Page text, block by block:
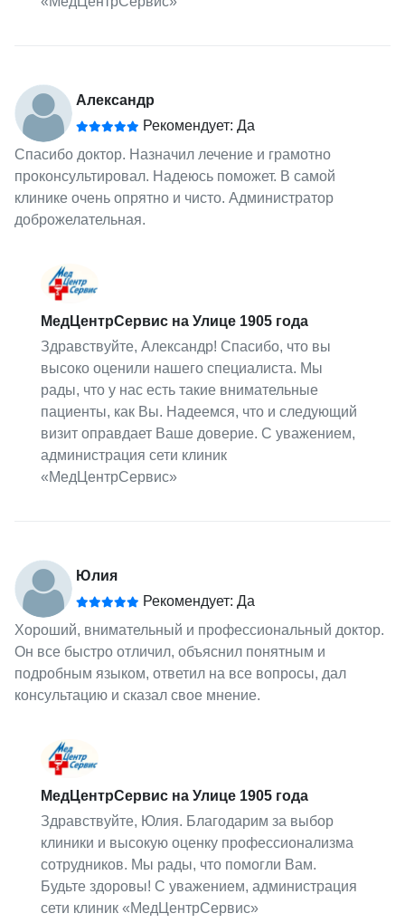
Александр
Рекомендует: Да
Спасибо доктор. Назначил лечение и грамотно
проконсультировал. Надеюсь поможет. В самой
клинике очень опрятно и чисто. Администратор
доброжелательная.
МедЦентрСервис на Улице 1905 года
Здравствуйте, Александр! Спасибо, что вы
высоко оценили нашего специалиста. Мы
рады, что у нас есть такие внимательные
пациенты, как Вы. Надеемся, что и следующий
визит оправдает Ваше доверие. С уважением,
администрация сети клиник
«МедЦентрСервис»
Юлия
Рекомендует: Да
Хороший, внимательный и профессиональный доктор.
Он все быстро отличил, объяснил понятным и
подробным языком, ответил на все вопросы, дал
консультацию и сказал свое мнение.
МедЦентрСервис на Улице 1905 года
Здравствуйте, Юлия. Благодарим за выбор
клиники и высокую оценку профессионализма
сотрудников. Мы рады, что помогли Вам.
Будьте здоровы! С уважением, администрация
сети клиник «МедЦентрСервис»